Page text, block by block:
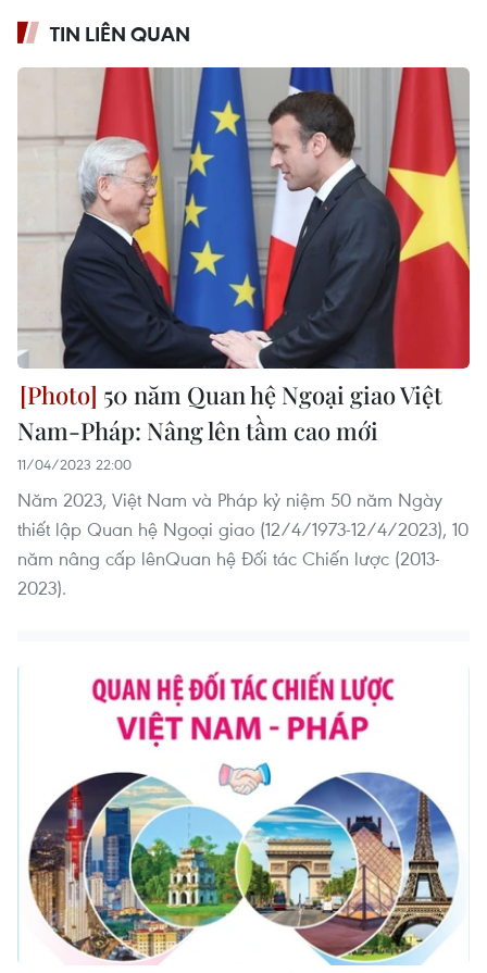
TIN LIÊN QUAN
50 năm Quan hệ Ngoại giao Việt
Nam-Pháp: Nâng lên tầm cao mới
11/04/2023 22:00
Năm 2023, Việt Nam và Pháp kỷ niệm 50 năm Ngày
thiết lập Quan hệ Ngoại giao (12/4/1973-12/4/2023), 10
năm nâng cấp lênQuan hệ Đối tác Chiến lược (2013-
2023).